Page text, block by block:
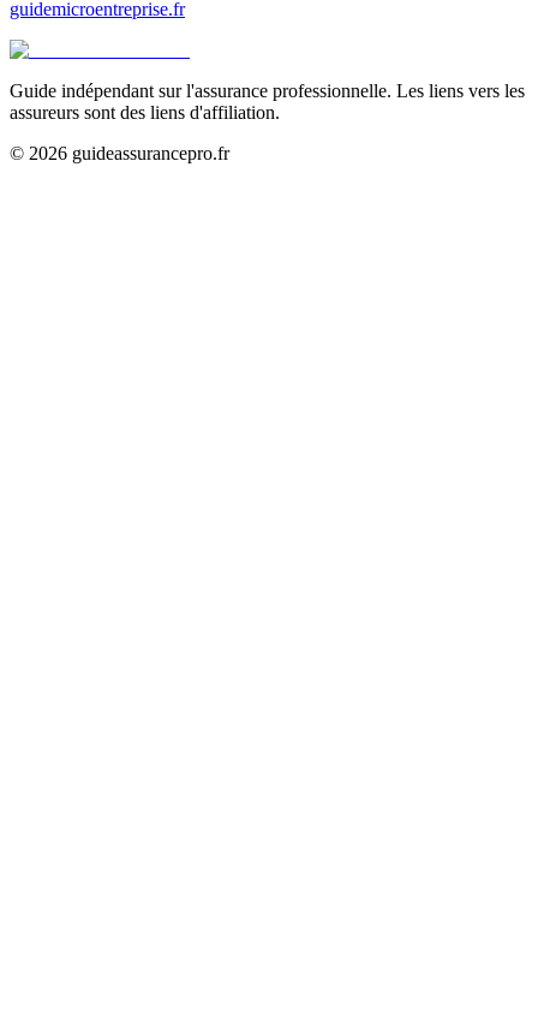
guidemicroentreprise.fr
Guide indépendant sur l'assurance professionnelle. Les liens vers les
assureurs sont des liens d'affiliation.
© 2026 guideassurancepro.fr